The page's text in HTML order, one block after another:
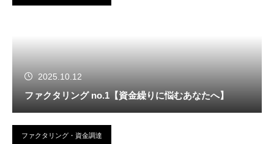
2025.10.12
ファクタリング no.1【資金繰りに悩むあなたへ】
ファクタリング・資金調達